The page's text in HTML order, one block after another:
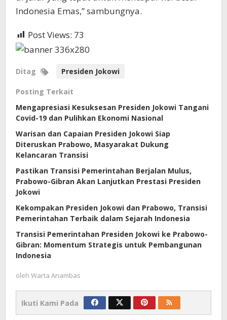
Indonesia Emas,” sambungnya.
Post Views: 73
Ditag Presiden Jokowi
Posting Terkait
Mengapresiasi Kesuksesan Presiden Jokowi Tangani
Covid-19 dan Pulihkan Ekonomi Nasional
Warisan dan Capaian Presiden Jokowi Siap
Diteruskan Prabowo, Masyarakat Dukung
Kelancaran Transisi
Pastikan Transisi Pemerintahan Berjalan Mulus,
Prabowo-Gibran Akan Lanjutkan Prestasi Presiden
Jokowi
Kekompakan Presiden Jokowi dan Prabowo, Transisi
Pemerintahan Terbaik dalam Sejarah Indonesia
Transisi Pemerintahan Presiden Jokowi ke Prabowo-
Gibran: Momentum Strategis untuk Pembangunan
Indonesia
oleh Warta Anambas
Ikuti Kami Pada